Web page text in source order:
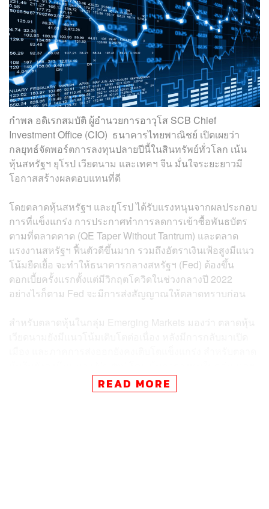
กำพล อดิเรกสมบัติ ผู้อำนวยการอาวุโส SCB Chief
Investment Office (CIO) ธนาคารไทยพาณิชย์ เปิดเผยว่า
กลยุทธ์จัดพอร์ตการลงทุนปลายปีนี้ในสินทรัพย์ทั่วโลก เน้น
หุ้นสหรัฐฯ ยุโรป เวียดนาม และเทคฯ จีน มั่นใจระยะยาวมี
โอกาสสร้างผลตอบแทนที่ดี
โดยตลาดหุ้นสหรัฐฯ และยุโรป ได้รับแรงหนุนจากผลประกอบ
การที่แข็งแกร่ง การประกาศทำการลดการเข้าซื้อพันธบัตร
ตามที่ตลาดคาด (QE Taper Without Tantrum) และตลาด
แรงงานสหรัฐฯ ฟื้นตัวดีขึ้นมาก รวมถึงอัตราเงินเฟ้อสูงมีแนว
โน้มยืดเยื้อ จะทำให้ธนาคารกลางสหรัฐฯ (Fed) ต้องขึ้น
ดอกเบี้ยครั้งแรกตั้งแต่มีวิกฤตโควิดในช่วงกลางปี 2022
อย่างไรก็ตาม Fed จะมีการส่งสัญญาณให้ตลาดทราบก่อน
สำหรับตลาดหุ้นในกลุ่ม Emerging Markets มองว่า ตลาดหุ้น
ด้วยมูลค่าที่ถูก และความเสี่ยงด้านกฎเกณฑ์ภาครัฐ
(Regulatory Risks) ที่น่าจะผ่านจุดสูงสุดไปแล้ว
READ MORE